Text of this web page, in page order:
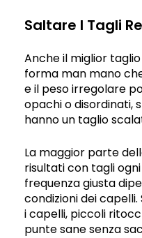
Saltare I Tagli
Anche il miglior
forma man mano
e il peso irregolare
opachi o disordinati,
hanno un taglio
La maggior parte
risultati con tagli
frequenza giusta
condizioni dei
i capelli, piccoli
punte sane senza